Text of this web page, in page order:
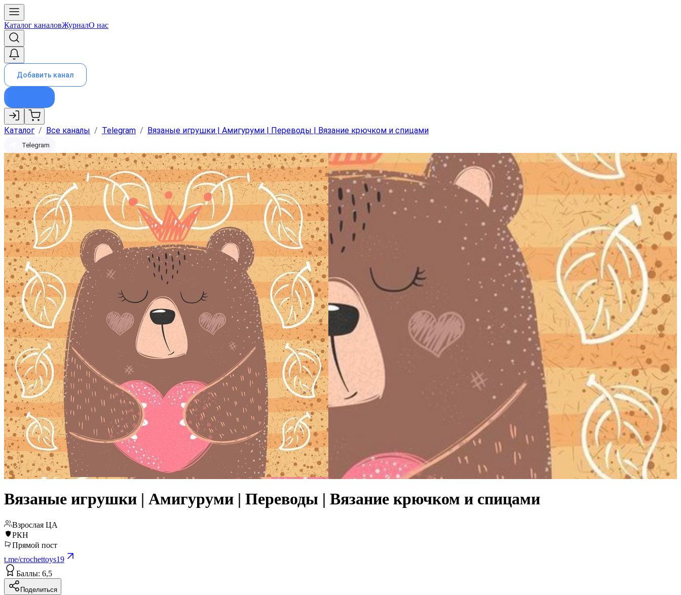
Каталог каналовЖурналО нас
Добавить канал
Каталог / Все каналы / Telegram / Вязаные игрушки | Амигуруми | Переводы | Вязание крючком и спицами
Telegram
Вязаные игрушки | Амигуруми | Переводы | Вязание крючком и спицами
Взрослая ЦА
РКН
Прямой пост
t.me/crochettoys19
Баллы: 6,5
Поделиться